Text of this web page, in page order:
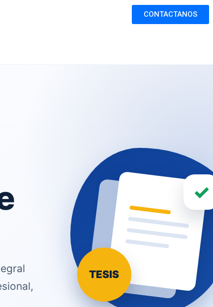
CONTACTANOS
✓
TESIS